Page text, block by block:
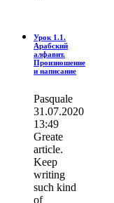
Урок 1.1.
Арабский
алфавит.
Произношение
и написание
Pasquale
31.07.2020
13:49
Greate
article.
Keep
writing
such kind
of